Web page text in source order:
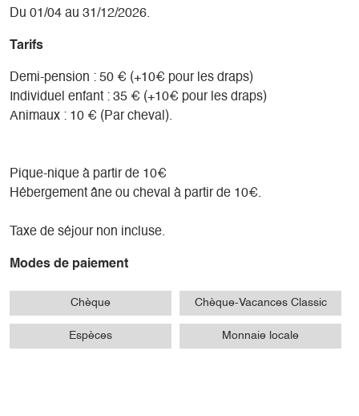
Du 01/04 au 31/12/2026.
Tarifs
Demi-pension : 50 € (+10€ pour les draps)
Individuel enfant : 35 € (+10€ pour les draps)
Animaux : 10 € (Par cheval).
Pique-nique à partir de 10€
Hébergement âne ou cheval à partir de 10€.
Taxe de séjour non incluse.
Modes de paiement
Chèque Chèque-Vacances Classic
Espèces Monnaie locale